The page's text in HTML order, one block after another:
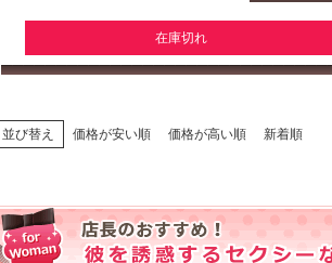
在庫切れ
並び替え 価格が安い順 価格が高い順 新着順